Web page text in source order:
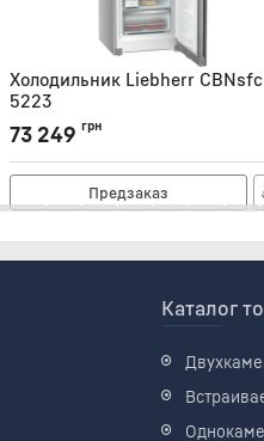
Холодильник Liebherr CBNsfc
5223
Артикул: CBNSFC5223
73 249 грн
Предзаказ
Каталог